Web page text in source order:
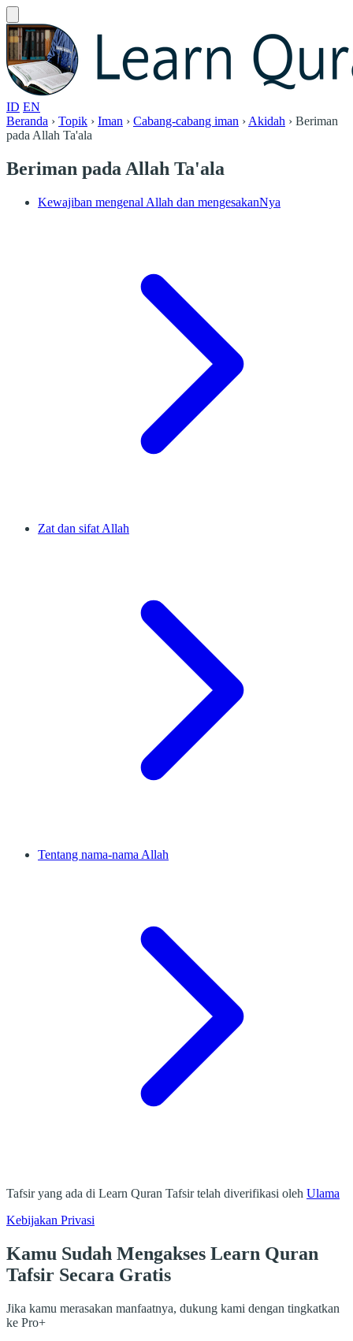
ID EN
Beranda › Topik › Iman › Cabang-cabang iman › Akidah › Beriman
pada Allah Ta'ala
Beriman pada Allah Ta'ala
Kewajiban mengenal Allah dan mengesakanNya
Zat dan sifat Allah
Tentang nama-nama Allah
Tafsir yang ada di Learn Quran Tafsir telah diverifikasi oleh Ulama
Kebijakan Privasi
Kamu Sudah Mengakses Learn Quran
Tafsir Secara Gratis
Jika kamu merasakan manfaatnya, dukung kami dengan tingkatkan
ke Pro+